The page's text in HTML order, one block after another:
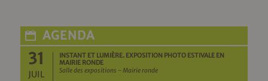
AGENDA
31
JUIL
INSTANT ET LUMIÈRE. EXPOSITION PHOTO ESTIVALE EN
MAIRIE RONDE
Salle des expositions - Mairie ronde